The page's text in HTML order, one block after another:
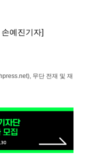
손예진기자]
무단 전재 및 재